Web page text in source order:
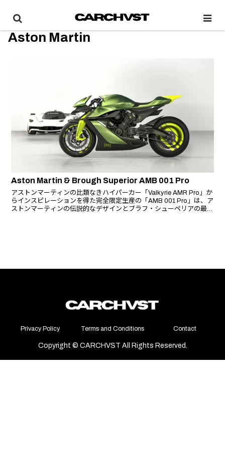
Aston Martin
Aston Martin & Brough Superior AMB 001 Pro
アストンマーティンの比類なきハイパーカー「Valkyrie AMR Pro」か
らインスピレーションを得た完全限定生産の「AMB 001 Pro」は、ア
ストンマーティンの伝説的なデザインとブラフ・シューペリアの最新
Privacy Policy Terms and Conditions Contact
Copyright © CARCHVST All Rights Reserved.